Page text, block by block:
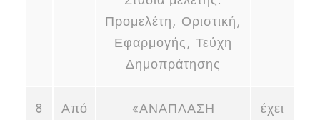
Προμελέτη, Οριστική,
Εφαρμογής, Τεύχη
Δημοπράτησης
8
Από
«ΑΝΑΠΛΑΣΗ
έχει